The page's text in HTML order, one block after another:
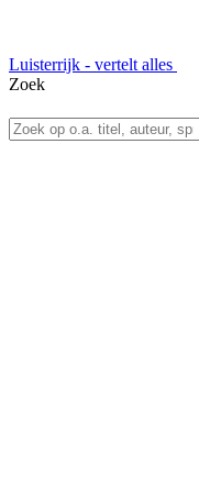
Luisterrijk - vertelt alles
Zoek